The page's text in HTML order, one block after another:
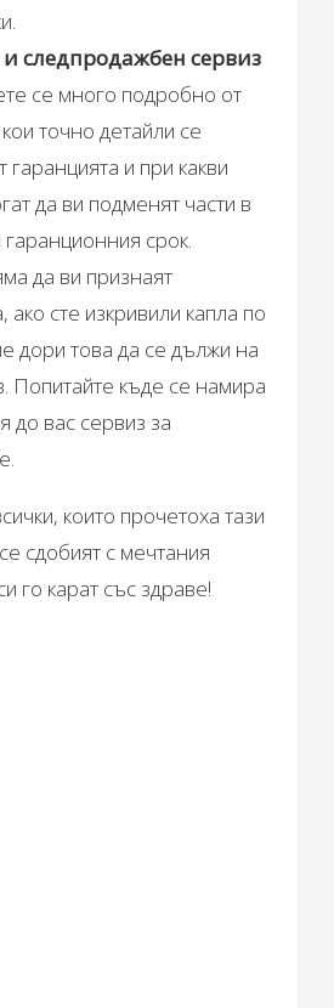
следпродажбен сервиз
се много подробно от
точно детайли се
гаранцията и при какви
да ви подменят части в
срок.
да ви признаят
ако сте изкривили капла по
дори това да се дължи на
Попитайте къде се намира
до вас сервиз за
които прочетоха тази
сдобият с мечтания
го карат със здраве!